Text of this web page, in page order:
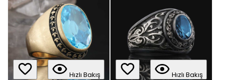
Hızlı Bakış
Hızlı Bakış